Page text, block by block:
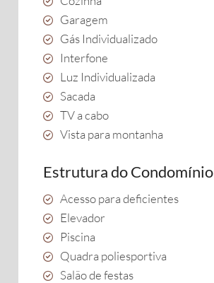
Garagem
Gás Individualizado
Interfone
Luz Individualizada
Sacada
TV a cabo
Vista para montanha
Estrutura do Condomínio
Acesso para deficientes
Elevador
Piscina
Quadra poliesportiva
Salão de festas